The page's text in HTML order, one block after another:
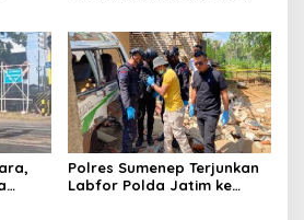
Polres Sumenep Terjunkan
Labfor Polda Jatim ke